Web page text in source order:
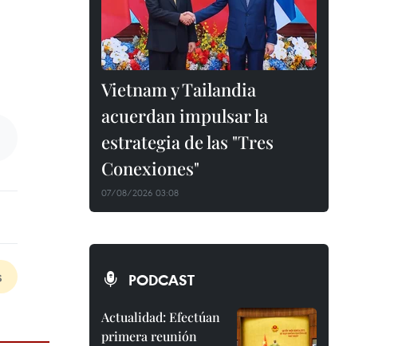
Vietnam y Tailandia
acuerdan impulsar la
estrategia de las "Tres
Conexiones"
07/08/2026 03:08
PODCAST
Actualidad: Efectúan
primera reunión